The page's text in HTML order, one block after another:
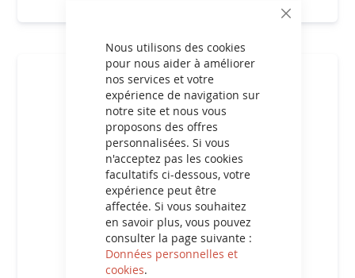
CLOSE
Nous utilisons des cookies
pour nous aider à améliorer
nos services et votre
expérience de navigation sur
notre site et nous vous
proposons des offres
personnalisées. Si vous
n'acceptez pas les cookies
facultatifs ci-dessous, votre
expérience peut être
affectée. Si vous souhaitez
en savoir plus, vous pouvez
consulter la page suivante :
Données personnelles et
cookies.